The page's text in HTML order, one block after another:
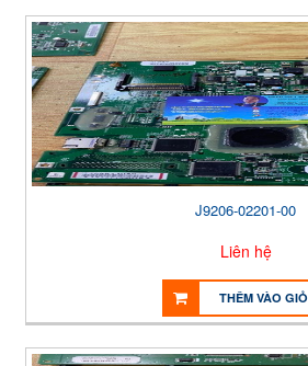
J9206-02201-00
Liên hệ
THÊM VÀO GIỎ